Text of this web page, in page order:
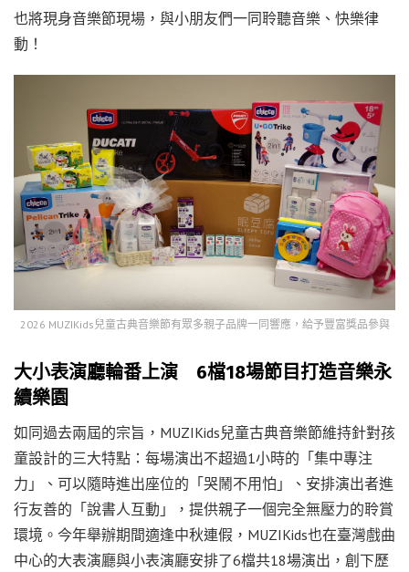
也將現身音樂節現場，與小朋友們一同聆聽音樂、快樂律
動！
2026 MUZIKids兒童古典音樂節有眾多親子品牌一同響應，給予豐富獎品參與
大小表演廳輪番上演 6檔18場節目打造音樂永
續樂園
如同過去兩屆的宗旨，MUZIKids兒童古典音樂節維持針對孩
童設計的三大特點：每場演出不超過1小時的「集中專注
力」、可以隨時進出座位的「哭鬧不用怕」、安排演出者進
行友善的「說書人互動」，提供親子一個完全無壓力的聆賞
環境。今年舉辦期間適逢中秋連假，MUZIKids也在臺灣戲曲
中心的大表演廳與小表演廳安排了6檔共18場演出，創下歷